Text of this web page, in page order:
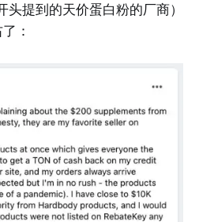
提到的天价蛋白粉的厂商）
：